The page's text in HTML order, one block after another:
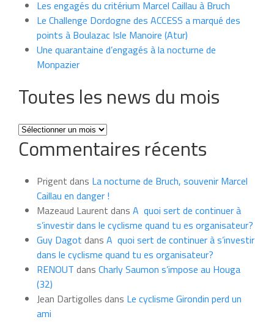
Les engagés du critérium Marcel Caillau à Bruch
Le Challenge Dordogne des ACCESS a marqué des
points à Boulazac Isle Manoire (Atur)
Une quarantaine d’engagés à la nocturne de
Monpazier
Toutes les news du mois
Toutes
les
news
mois
Commentaires récents
Prigent dans La nocturne de Bruch, souvenir Marcel
Caillau en danger !
Mazeaud Laurent dans A quoi sert de continuer à
s’investir dans le cyclisme quand tu es organisateur?
Guy Dagot dans A quoi sert de continuer à s’investir
dans le cyclisme quand tu es organisateur?
RENOUT dans Charly Saumon s’impose au Houga
(32)
Jean Dartigolles dans Le cyclisme Girondin perd un
ami